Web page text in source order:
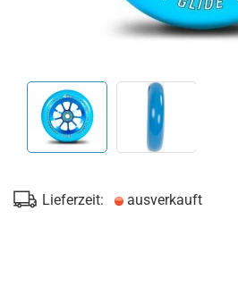
Lieferzeit: ausverkauft